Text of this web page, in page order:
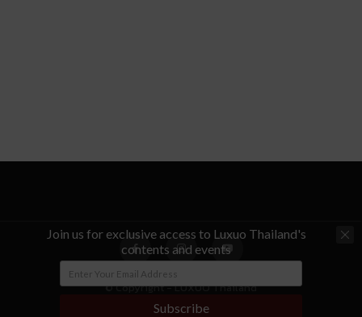
© Copyright - LUXUO Thailand
Join us for exclusive access to Luxuo Thailand's
contents and events
Subscribe